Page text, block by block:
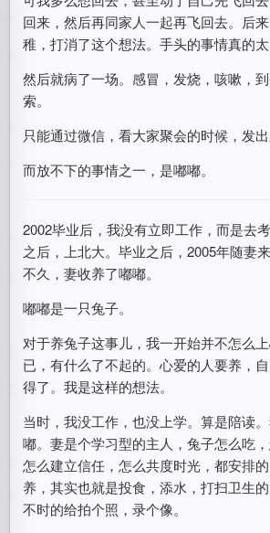
回来，然后再同家人一起再飞回去。后
稚，打消了这个想法。手头的事情真的太
然后就病了一场。感冒，发烧，咳嗽，
索。
只能通过微信，看大家聚会的时候，发出
而放不下的事情之一，是嘟嘟。
2002毕业后，我没有立即工作，而是去
之后，上北大。毕业之后，2005年随妻
不久，妻收养了嘟嘟。
嘟嘟是一只兔子。
对于养兔子这事儿，我一开始并不怎么
已，有什么了不起的。心爱的人要养，
得了。我是这样的想法。
当时，我没工作，也没上学。算是陪读
嘟。妻是个学习型的主人，兔子怎么吃
怎么建立信任，怎么共度时光，都安排
养，其实也就是投食，添水，打扫卫生
不时的给拍个照，录个像。